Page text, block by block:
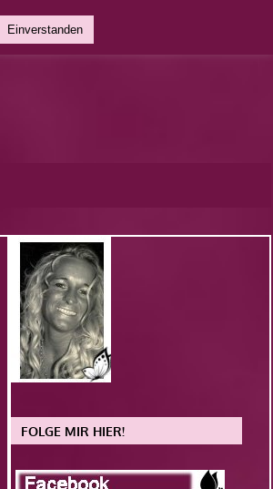
FOLGE MIR HIER!
Einverstanden